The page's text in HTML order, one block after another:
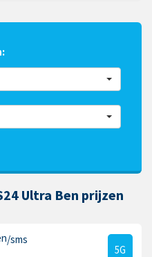
Ultra Ben prijzen
/sms
5G